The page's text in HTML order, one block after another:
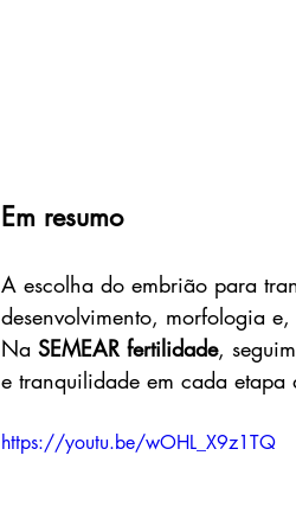
Em resumo
A escolha do embrião para
desenvolvimento, morfologia
Na SEMEAR fertilidade,
e tranquilidade em cada
https://youtu.be/wOHL_X9z1TQ